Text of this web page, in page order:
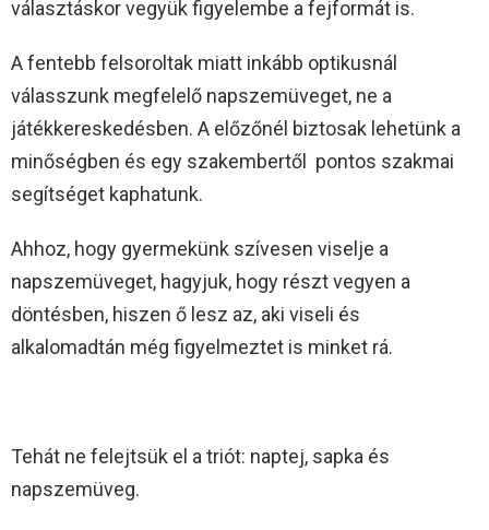
választáskor vegyük figyelembe a fejformát is.
A fentebb felsoroltak miatt inkább optikusnál
válasszunk megfelelő napszemüveget, ne a
játékkereskedésben. A előzőnél biztosak lehetünk a
minőségben és egy szakembertől pontos szakmai
segítséget kaphatunk.
Ahhoz, hogy gyermekünk szívesen viselje a
napszemüveget, hagyjuk, hogy részt vegyen a
döntésben, hiszen ő lesz az, aki viseli és
alkalomadtán még figyelmeztet is minket rá.
Tehát ne felejtsük el a triót: naptej, sapka és
napszemüveg.